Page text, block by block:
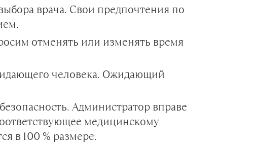
врача. Свои предпочтения по
отменять или изменять время
человека. Ожидающий
Администратор вправе
медицинскому
в 100 % размере.